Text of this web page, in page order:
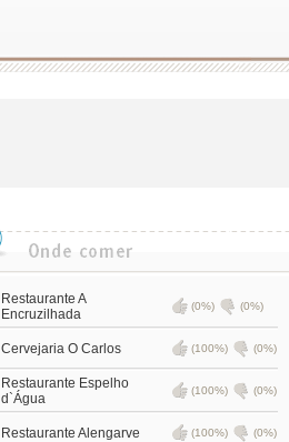
Restaurante A
Encruzilhada
(0%) (0%)
Cervejaria O Carlos (100%) (0%)
Restaurante Espelho
d`Água
(100%) (0%)
Restaurante Alengarve (100%) (0%)